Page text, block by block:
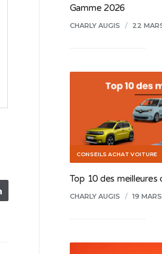
Gamme 2026
CHARLY AUGIS / 22
CONSEILS ACHAT VOITURE
Top 10 des meilleures
CHARLY AUGIS / 19